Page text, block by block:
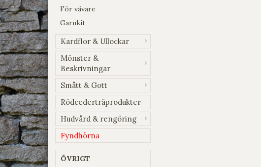
För vävare
Garnkit
Kardflor & Ullockar
Mönster &
Beskrivningar
Smått & Gott
Rödcederträprodukter
Hudvård & rengöring
Fyndhörna
ÖVRIGT